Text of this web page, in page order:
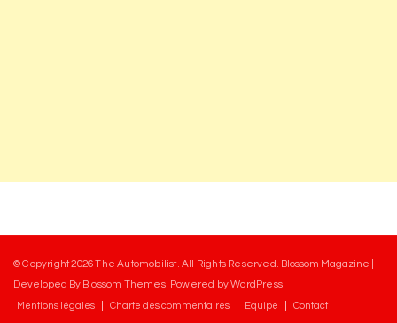
© Copyright 2026The Automobilist. All Rights Reserved. Blossom Magazine |
Developed By Blossom Themes. Powered byWordPress
Mentions légales Charte des commentaires Equipe Contact